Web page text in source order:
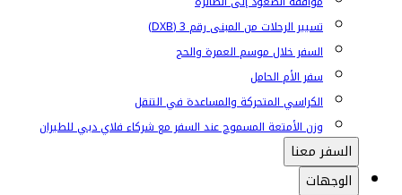
تسيير الرحلات من المبنى رقم 3 (DXB)
السفر خلال موسم العمرة والحج
سفر الأم الحامل
الكراسي المتحركة والمساعدة في التنقل
وزن الأمتعة المسموح عند السفر مع شركاء فلاي دبي للطيران
السفر معنا
الوجهات